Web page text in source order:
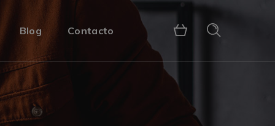
Blog Contacto